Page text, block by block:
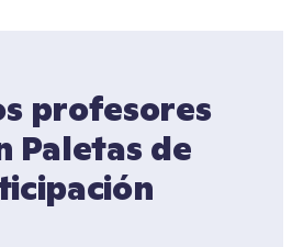
profesores
Paletas de